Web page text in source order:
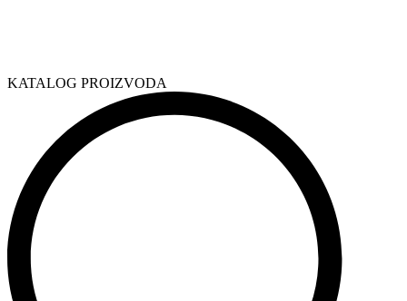
KATALOG PROIZVODA